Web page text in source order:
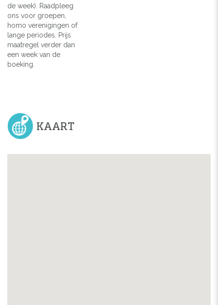
de week). Raadpleeg
ons voor groepen,
homo verenigingen of
lange periodes. Prijs
maatregel verder dan
een week van de
boeking.
KAART